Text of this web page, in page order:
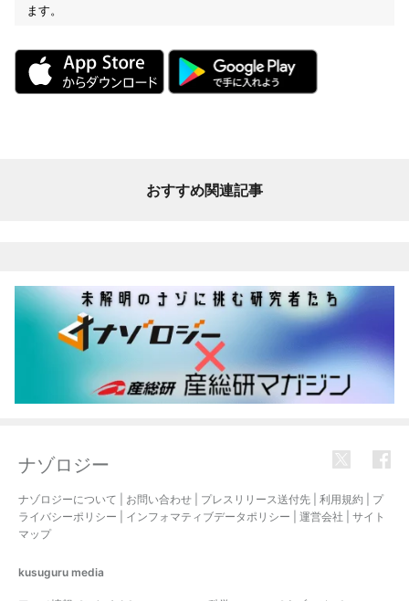
ます。
おすすめ関連記事
ナゾロジー
ナゾロジーについて お問い合わせ プレスリリース送付先 利用規約
プ
ライバシーポリシー
インフォマティブデータポリシー 運営会社
サイト
マップ
kusuguru media